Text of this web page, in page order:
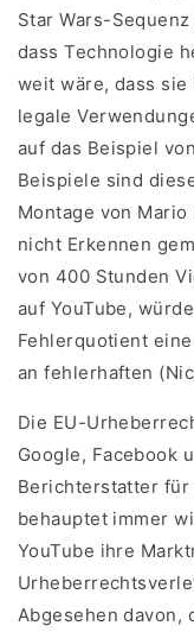
Star Wars-
dass Technologie
weit wäre, dass
legale
auf das Beispiel
Beispiele sind
Montage von Mario
nicht Erkennen
von 400 Stunden
auf YouTube,
Fehlerquotient
an fehlerhaften
Die EU-
Google, Facebook
Berichterstatter
behauptet immer
YouTube ihre
Abgesehen davon,